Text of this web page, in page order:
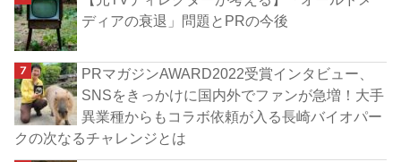
ディアの衰退」問題とPRの今後
PRマガジンAWARD2022受賞インタビュー、
SNSをきっかけに国内外でファンが急増！大手
異業種からもコラボ依頼が入る長崎バイオパー
クの次なるチャレンジとは